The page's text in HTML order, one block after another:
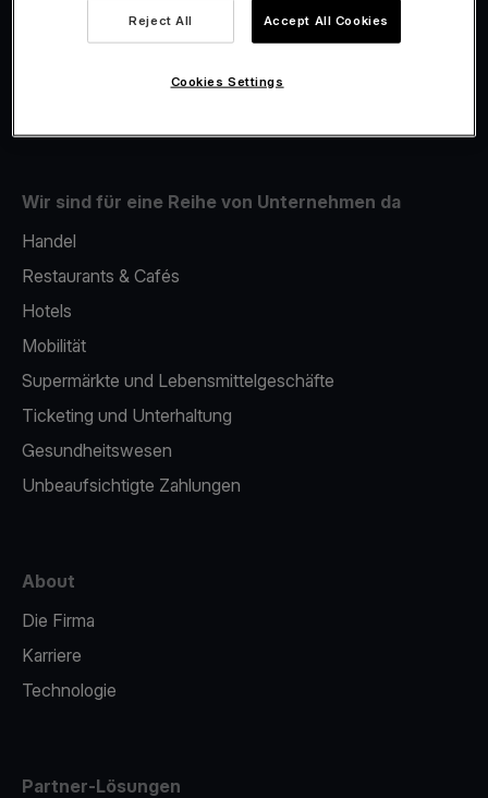
Fiskalisierung
Wir sind für eine Reihe von Unternehmen da
Handel
Restaurants & Cafés
Hotels
Mobilität
Supermärkte und Lebensmittelgeschäfte
Ticketing und Unterhaltung
Gesundheitswesen
Unbeaufsichtigte Zahlungen
About
Die Firma
Karriere
Technologie
Partner-Lösungen
Reject All Accept All Cookies
Cookies Settings